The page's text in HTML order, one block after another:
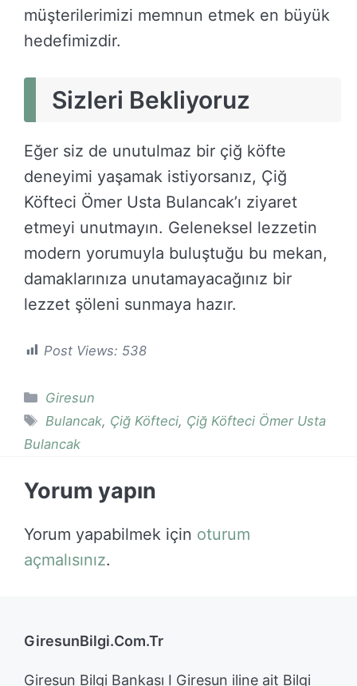
müşterilerimizi memnun etmek en büyük
hedefimizdir.
Sizleri Bekliyoruz
Eğer siz de unutulmaz bir çiğ köfte
deneyimi yaşamak istiyorsanız, Çiğ
Köfteci Ömer Usta Bulancak’ı ziyaret
etmeyi unutmayın. Geleneksel lezzetin
modern yorumuyla buluştuğu bu mekan,
damaklarınıza unutamayacağınız bir
lezzet şöleni sunmaya hazır.
Post Views: 538
Kategoriler
Giresun
Etiketler
Bulancak, Çiğ Köfteci, Çiğ Köfteci Ömer Usta
Bulancak
Yorum yapın
Yorum yapabilmek için oturum
açmalısınız.
GiresunBilgi.Com.Tr
Giresun Bilgi Bankası I Giresun iline ait Bilgi